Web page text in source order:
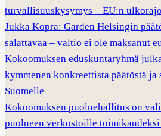
turvallisuuskysymys – EU:n
Jukka Kopra: Garden Helsingin
salattavaa – valtio ei ole maksanut
Kokoomuksen eduskuntaryhmä
kymmenen konkreettista päätöstä ja
Suomelle
Kokoomuksen puoluehallitus on
puolueen verkostoille